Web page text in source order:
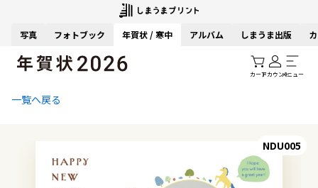
写真 フォトブック 年賀状 / 寒中 アルバム しまうま出版
カートアカウントメニュー
一覧へ戻る
NDU005